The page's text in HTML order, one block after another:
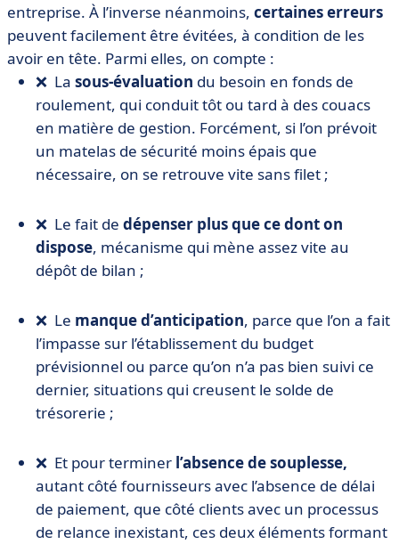
entreprise. À l’inverse néanmoins, certaines erreurs
peuvent facilement être évitées, à condition de les
avoir en tête. Parmi elles, on compte :
❌ La sous-évaluation du besoin en fonds de
roulement, qui conduit tôt ou tard à des couacs
en matière de gestion. Forcément, si l’on prévoit
un matelas de sécurité moins épais que
nécessaire, on se retrouve vite sans filet ;
❌ Le fait de dépenser plus que ce dont on
dispose, mécanisme qui mène assez vite au
dépôt de bilan ;
❌ Le manque d’anticipation, parce que l’on a fait
l’impasse sur l’établissement du budget
prévisionnel ou parce qu’on n’a pas bien suivi ce
dernier, situations qui creusent le solde de
trésorerie ;
❌ Et pour terminer l’absence de souplesse,
autant côté fournisseurs avec l’absence de délai
de paiement, que côté clients avec un processus
de relance inexistant, ces deux éléments formant